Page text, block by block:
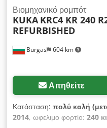
Burgas 604 km
Βιομηχανικό ρομπότ
KUKA KRC4 KR 240
REFURBISHED
Αιτηθείτε
Κατάσταση: πολύ καλή
2014, ωφελιμο φορτίο: 240